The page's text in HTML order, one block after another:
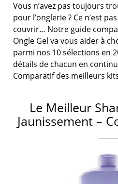
Vous n’avez pas toujours
pour l’onglerie ? Ce n’est
couvrir… Notre guide
Ongle Gel va vous aider à
parmi nos 10 sélections en
détails de chacun en
Comparatif des meilleurs
Le Meilleur
Jaunissement –